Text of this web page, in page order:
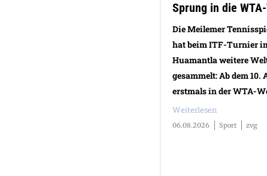
Sprung in die
Die Meilemer
hat beim ITF-Turnier
Huamantla weitere
gesammelt: Ab dem 10.
erstmals in der WTA-
Weiterlesen
06.08.2026 Sport zvg